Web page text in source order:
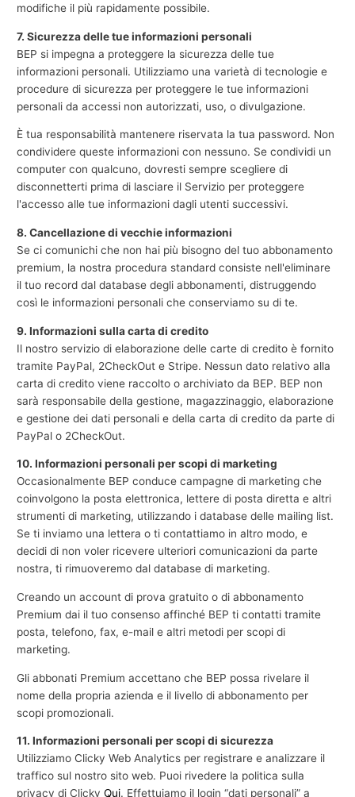
modifiche il più rapidamente possibile.
7. Sicurezza delle tue informazioni personali
BEP si impegna a proteggere la sicurezza delle tue
informazioni personali. Utilizziamo una varietà di tecnologie e
procedure di sicurezza per proteggere le tue informazioni
personali da accessi non autorizzati, uso, o divulgazione.
È tua responsabilità mantenere riservata la tua password. Non
condividere queste informazioni con nessuno. Se condividi un
computer con qualcuno, dovresti sempre scegliere di
disconnetterti prima di lasciare il Servizio per proteggere
l'accesso alle tue informazioni dagli utenti successivi.
8. Cancellazione di vecchie informazioni
Se ci comunichi che non hai più bisogno del tuo abbonamento
premium, la nostra procedura standard consiste nell'eliminare
il tuo record dal database degli abbonamenti, distruggendo
così le informazioni personali che conserviamo su di te.
9. Informazioni sulla carta di credito
Il nostro servizio di elaborazione delle carte di credito è fornito
tramite PayPal, 2CheckOut e Stripe. Nessun dato relativo alla
carta di credito viene raccolto o archiviato da BEP. BEP non
sarà responsabile della gestione, magazzinaggio, elaborazione
e gestione dei dati personali e della carta di credito da parte di
PayPal o 2CheckOut.
10. Informazioni personali per scopi di marketing
Occasionalmente BEP conduce campagne di marketing che
coinvolgono la posta elettronica, lettere di posta diretta e altri
strumenti di marketing, utilizzando i database delle mailing list.
Se ti inviamo una lettera o ti contattiamo in altro modo, e
decidi di non voler ricevere ulteriori comunicazioni da parte
nostra, ti rimuoveremo dal database di marketing.
Creando un account di prova gratuito o di abbonamento
Premium dai il tuo consenso affinché BEP ti contatti tramite
posta, telefono, fax, e-mail e altri metodi per scopi di
marketing.
Gli abbonati Premium accettano che BEP possa rivelare il
nome della propria azienda e il livello di abbonamento per
scopi promozionali.
11. Informazioni personali per scopi di sicurezza
Utilizziamo Clicky Web Analytics per registrare e analizzare il
traffico sul nostro sito web. Puoi rivedere la politica sulla
privacy di ClickyQui. Effettuiamo il login “dati personali” a